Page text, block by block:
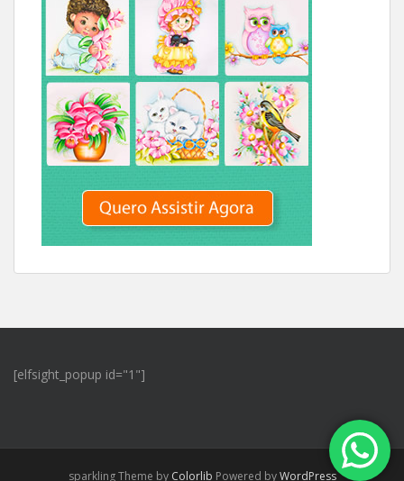
[elfsight_popup id="1"]
sparkling Theme by Colorlib Powered byWordPress